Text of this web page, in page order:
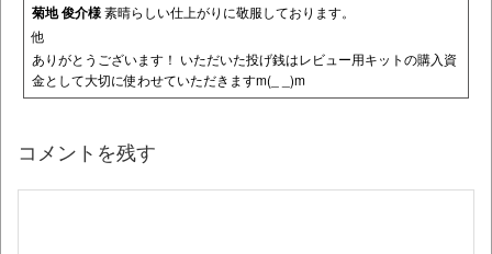
菊地 俊介様素晴らしい仕上がりに敬服しております。
他
ありがとうございます！ いただいた投げ銭はレビュー用キットの購入資
金として大切に使わせていただきますm(_ _)m
コメントを残す